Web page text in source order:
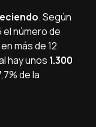
. Según
número de
más de 12
hay unos 1.300
de la